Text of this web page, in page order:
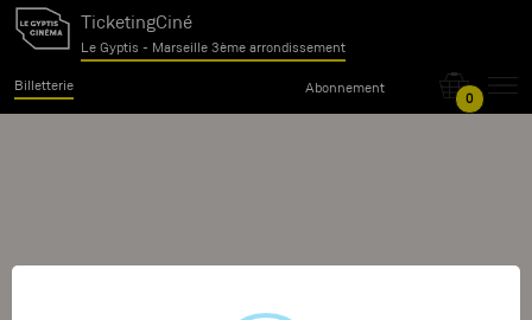
TicketingCiné
Le Gyptis - Marseille 3ème arrondissement
Billetterie Abonnement
0